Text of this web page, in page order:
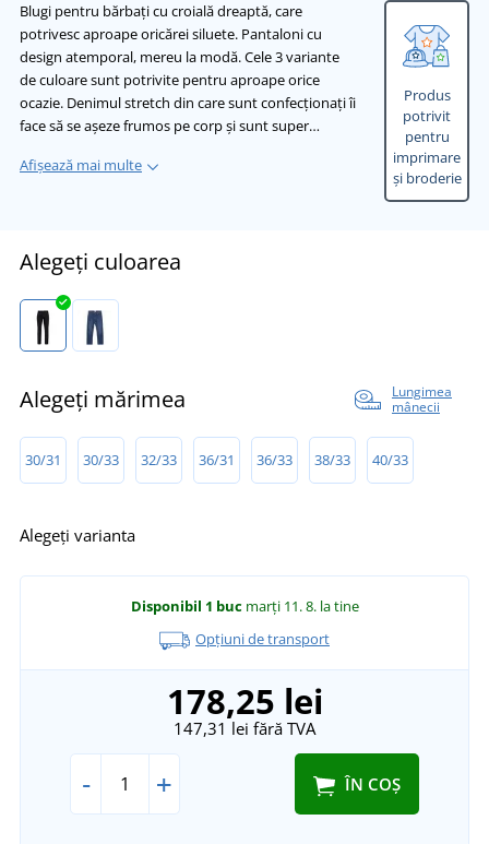
Blugi pentru bărbați cu croială dreaptă, care
potrivesc aproape oricărei siluete. Pantaloni cu
design atemporal, mereu la modă. Cele 3 variante
de culoare sunt potrivite pentru aproape orice
ocazie. Denimul stretch din care sunt confecționați îi
face să se așeze frumos pe corp și sunt super…
Afișează mai multe
Produs
potrivit
pentru
imprimare
și broderie
Alegeți culoarea
Alegeți mărimea
Lungimea
mânecii
30/31 30/33 32/33 36/31 36/33 38/33 40/33
Alegeți varianta
Disponibil 1 buc marți 11. 8. la tine
Opțiuni de transport
178,25 lei
147,31 lei fără TVA
- + ÎN COȘ